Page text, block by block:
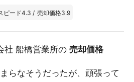
ピード4.3 / 売却価格3.9
社 船橋営業所の 売却価格
らなそうだったが、頑張って